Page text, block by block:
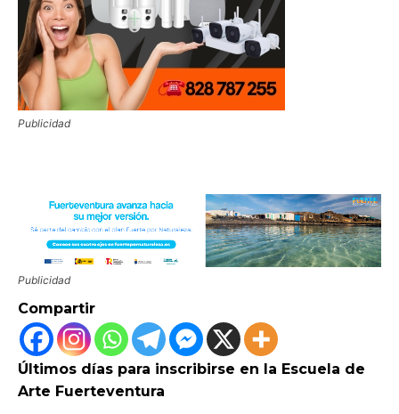
Publicidad
Publicidad
Compartir
Últimos días para inscribirse en la Escuela de
Arte Fuerteventura